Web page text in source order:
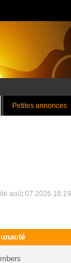
Petites annonces
août 07 2026 18:19